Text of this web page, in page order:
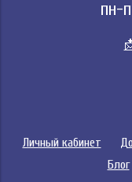
пн-
Личный кабинет
Блог